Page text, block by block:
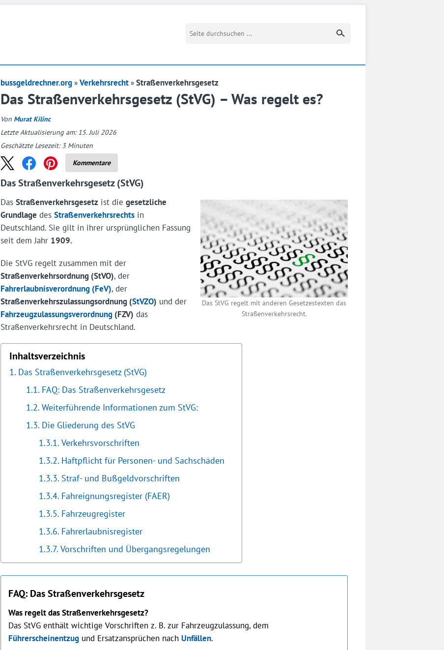
Suchbegriff eingeben
bussgeldrechner.org Verkehrsrecht Straßenverkehrsgesetz
Das Straßenverkehrsgesetz (StVG) – Was regelt es?
Von Murat Kilinc
Letzte Aktualisierung am: 15. Juli 2026
Geschätzte Lesezeit:3 Minuten
Kommentare
Das Straßenverkehrsgesetz (StVG)
Das StVG regelt mit anderen Gesetzestexten das
Straßenverkehrsrecht.
Das Straßenverkehrsgesetzist die gesetzliche
Grundlage des Straßenverkehrsrechtsin
Deutschland. Sie gilt in ihrer ursprünglichen Fassung
seit dem Jahr 1909.
Die StVG regelt zusammen mit der
Straßenverkehrsordnung (StVO), der
Fahrerlaubnisverordnung (FeV), der
Straßenverkehrszulassungsordnung (StVZO) und der
Fahrzeugzulassungsverordnung(FZV) das
Straßenverkehrsrecht in Deutschland.
Inhaltsverzeichnis
Das Straßenverkehrsgesetz (StVG)
FAQ: Das Straßenverkehrsgesetz
Weiterführende Informationen zum StVG:
Die Gliederung des StVG
Verkehrsvorschriften
Haftpflicht für Personen- und Sachschäden
Straf- und Bußgeldvorschriften
Fahreignungsregister (FAER)
Fahrzeugregister
Fahrerlaubnisregister
Vorschriften und Übergangsregelungen
FAQ: Das Straßenverkehrsgesetz
Was regelt das Straßenverkehrsgesetz?
Das StVG enthält wichtige Vorschriften z. B. zur Fahrzeugzulassung, dem
Führerscheinentzugund Ersatzansprüchen nach Unfällen.